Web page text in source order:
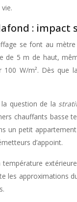
: impact
se font au
de 5 m de haut,
W/m². Dès
question de la
chauffants basse
un petit
d’appoint.
les approximations